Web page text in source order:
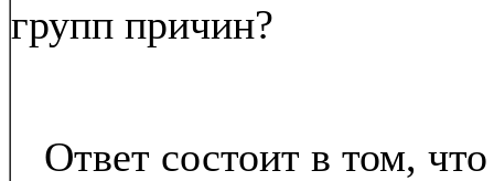
групп причин?
Ответ состоит в том,